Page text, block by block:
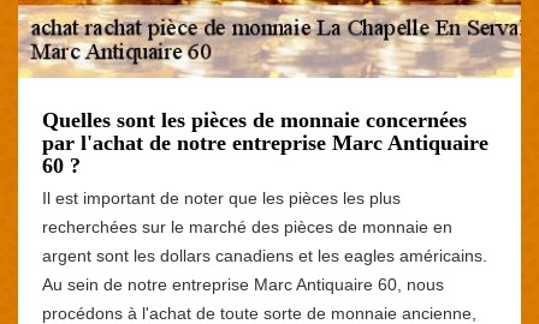
Quelles sont les pièces de monnaie concernées
par l'achat de notre entreprise Marc Antiquaire
60 ?
Il est important de noter que les pièces les plus
recherchées sur le marché des pièces de monnaie en
argent sont les dollars canadiens et les eagles américains.
Au sein de notre entreprise Marc Antiquaire 60, nous
procédons à l'achat de toute sorte de monnaie ancienne,